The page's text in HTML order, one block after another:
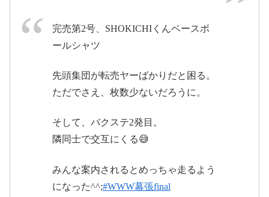
達の新たなる挑戦が始まる。EXILE THE SECOND
Official Website
EXILE THE SECOND Official Website
完売第2号、SHOKICHIくんベースボ
ールシャツ
先頭集団が転売ヤーばかりだと困る。
ただでさえ、枚数少ないだろうに。
そして、バクステ2発目。
隣同士で交互にくる😅
みんな案内されるとめっちゃ走るよう
になった^^;#WWW幕張final